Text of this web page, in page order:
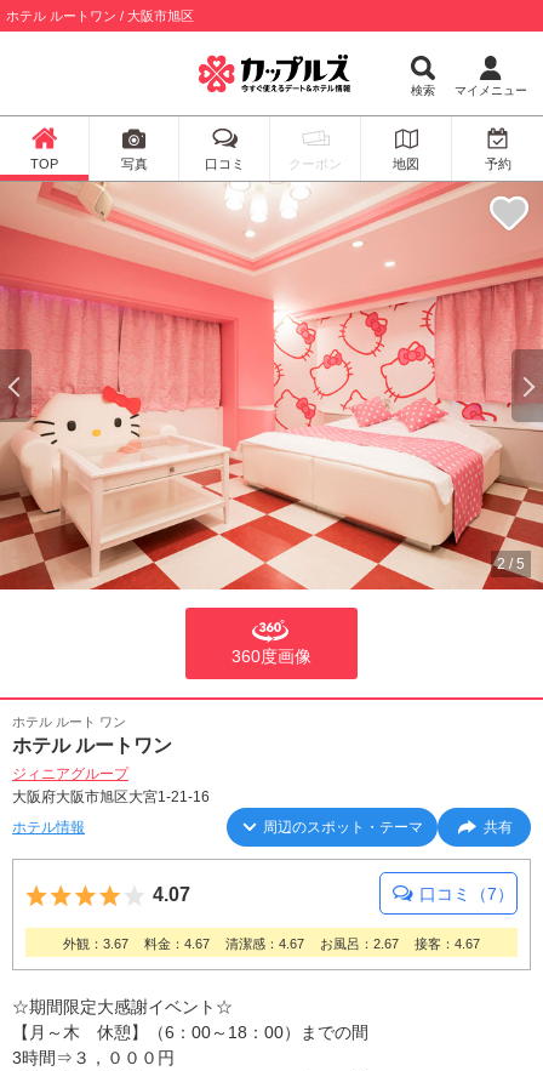
ホテル ルートワン / 大阪市旭区
検索 マイメニュー
TOP 写真 口コミ クーポン 地図 予約
2 /5
360度画像
ホテル ルート ワン
ホテル ルートワン
ジィニアグループ
大阪府大阪市旭区大宮1-21-16
ホテル情報
周辺のスポット・テーマ 共有
5つ星のうち4
4.07 口コミ（7）
外観：3.67 料金：4.67 清潔感：4.67 お風呂：2.67 接客：4.67
☆期間限定大感謝イベント☆
【月～木 休憩】（6：00～18：00）までの間
3時間⇒３，０００円